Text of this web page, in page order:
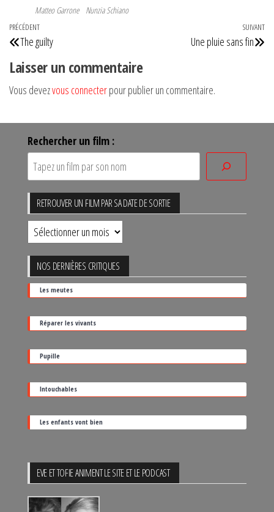
Matteo Garrone
Nunzia Schiano
Navigation
de
l’article
Article
précédent
PRÉCÉDENT
The guilty
SUIVANT
Une pluie sans fin
Laisser un commentaire
Vous devezvous connecterpour publier un commentaire.
Rechercher un film :
RETROUVER UN FILM PAR SA DATE DE SORTIE
Retrouver
un
film
par
sa
date
de
sortie
NOS DERNIÈRES CRITIQUES
Les meutes
Réparer les vivants
Pupille
Intouchables
Les enfants vont bien
EVE ET TOFIE ANIMENT LE SITE ET LE PODCAST